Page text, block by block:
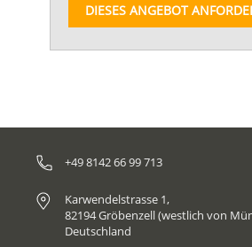
DIESES ANGEBOT
+49 8142 66 99 713
Karwendelstrasse 1,
82194 Gröbenzell (westlich von
Deutschland